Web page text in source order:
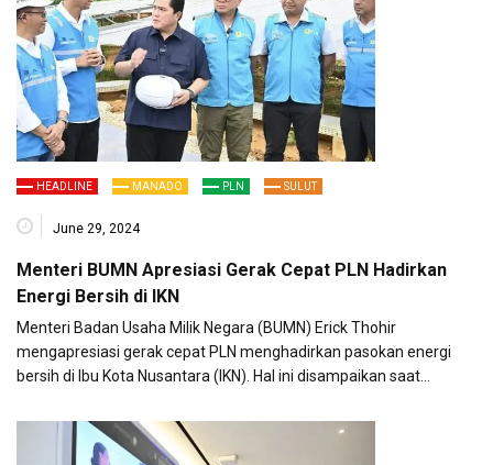
HEADLINE MANADO PLN SULUT
June 29, 2024
Menteri BUMN Apresiasi Gerak Cepat PLN Hadirkan
Energi Bersih di IKN
Menteri Badan Usaha Milik Negara (BUMN) Erick Thohir
mengapresiasi gerak cepat PLN menghadirkan pasokan energi
bersih di Ibu Kota Nusantara (IKN). Hal ini disampaikan saat…